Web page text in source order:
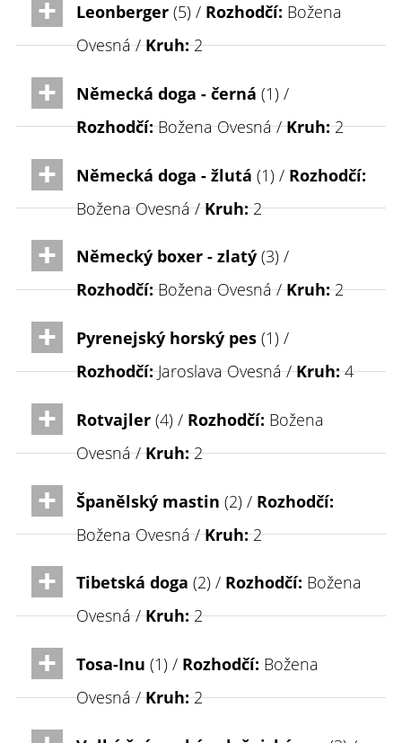
Leonberger (5) / Rozhodčí: Božena
Ovesná /Kruh:2
Německá doga - černá (1) /
Rozhodčí:Božena Ovesná /Kruh:2
Německá doga - žlutá (1) / Rozhodčí:
Božena Ovesná /Kruh:2
Německý boxer - zlatý (3) /
Rozhodčí:Božena Ovesná /Kruh:2
Pyrenejský horský pes (1) /
Rozhodčí:Jaroslava Ovesná /Kruh:4
Rotvajler (4) / Rozhodčí: Božena
Ovesná /Kruh:2
Španělský mastin (2) / Rozhodčí:
Božena Ovesná /Kruh:2
Tibetská doga (2) / Rozhodčí: Božena
Ovesná /Kruh:2
Tosa-Inu (1) / Rozhodčí: Božena
Ovesná /Kruh:2